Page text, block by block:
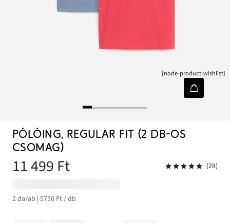
[node-product-wishlist]
PÓLÓING, REGULAR FIT (2 DB-OS
CSOMAG)
11 499 Ft (28)
2 darab | 5750 Ft / db